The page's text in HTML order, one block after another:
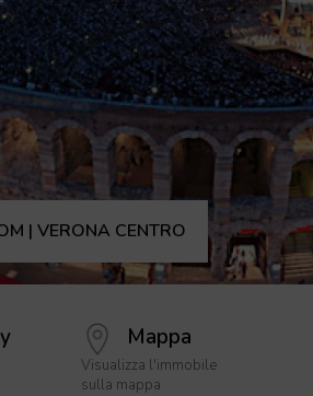
| VERONA CENTRO
Mappa
Visualizza l'immobile
sulla mappa